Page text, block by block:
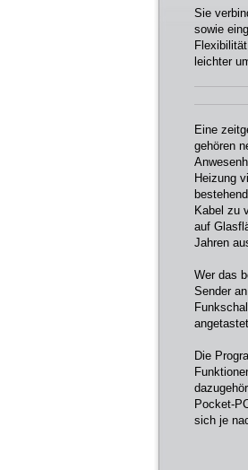
Sie
sowie
leichter
Eine
gehören
Heizung
Kabel zu
auf
Jahren
Wer das
Sender
Die
Pocket-
sich je